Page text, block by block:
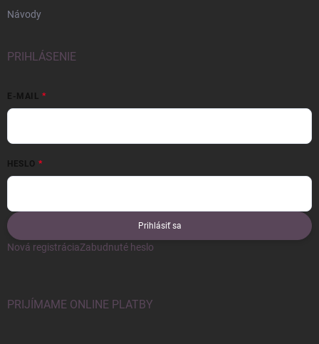
Návody
PRIHLÁSENIE
E-MAIL
HESLO
Prihlásiť sa
Nová registráciaZabudnuté heslo
PRIJÍMAME ONLINE PLATBY